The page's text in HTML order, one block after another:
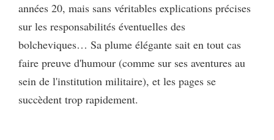
années 20, mais sans véritables explications précises
sur les responsabilités éventuelles des
bolcheviques… Sa plume élégante sait en tout cas
faire preuve d'humour (comme sur ses aventures au
sein de l'institution militaire), et les pages se
succèdent trop rapidement.